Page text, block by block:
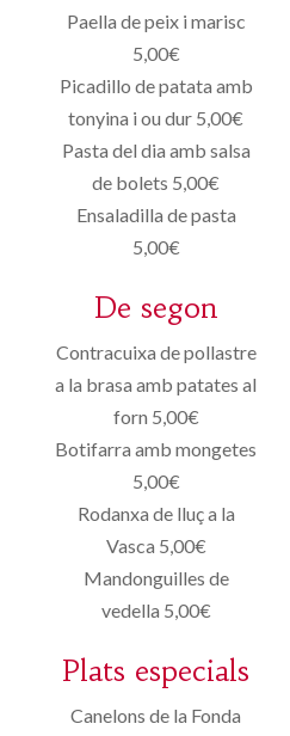
Paella de peix i marisc
5,00€
Picadillo de patata amb
tonyina i ou dur 5,00€
Pasta del dia amb salsa
de bolets 5,00€
Ensaladilla de pasta
5,00€
De segon
Contracuixa de pollastre
a la brasa amb patates al
forn 5,00€
Botifarra amb mongetes
5,00€
Rodanxa de lluç a la
Vasca 5,00€
Mandonguilles de
vedella 5,00€
Plats especials
Canelons de la Fonda